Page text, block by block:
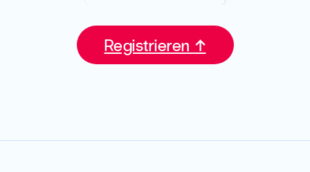
Registrieren ↑